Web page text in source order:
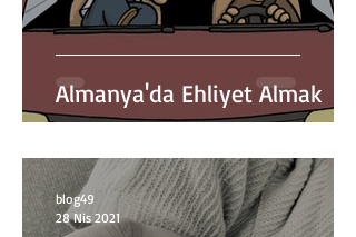
Almanya'da Ehliyet Almak
blog49
28 Nis 2021